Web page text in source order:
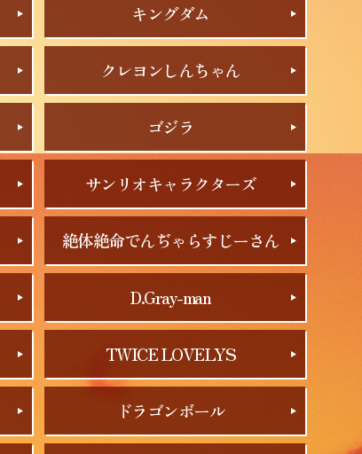
キングダム
クレヨンしんちゃん
ゴジラ
サンリオキャラクターズ
絶体絶命でんぢゃらすじーさん
D.Gray-man
TWICE LOVELYS
ドラゴンボール